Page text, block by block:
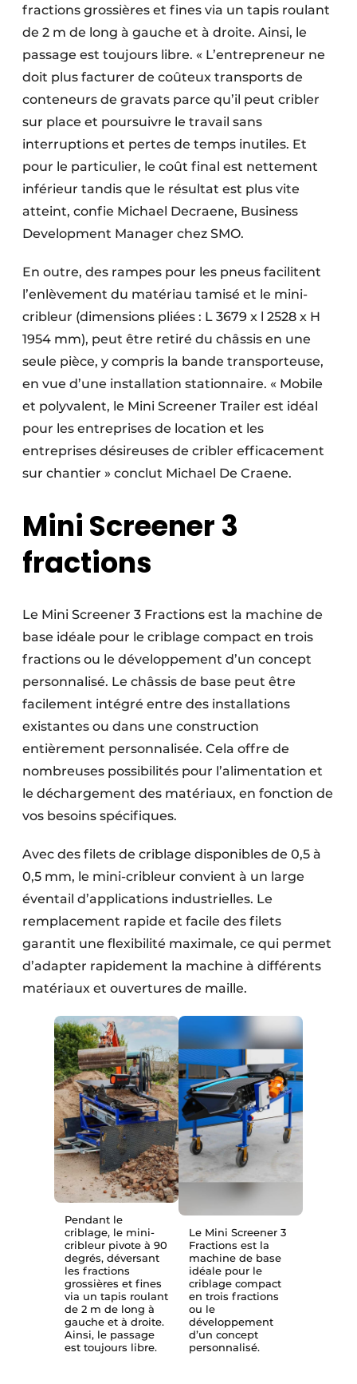
fractions grossières et fines via un tapis roulant
de 2 m de long à gauche et à droite. Ainsi, le
passage est toujours libre. « L’entrepreneur ne
doit plus facturer de coûteux transports de
conteneurs de gravats parce qu’il peut cribler
sur place et poursuivre le travail sans
interruptions et pertes de temps inutiles. Et
pour le particulier, le coût final est nettement
inférieur tandis que le résultat est plus vite
atteint, confie Michael Decraene, Business
Development Manager chez SMO.
En outre, des rampes pour les pneus facilitent
l’enlèvement du matériau tamisé et le mini-
cribleur (dimensions pliées : L 3679 x l 2528 x H
1954 mm), peut être retiré du châssis en une
seule pièce, y compris la bande transporteuse,
en vue d’une installation stationnaire. « Mobile
et polyvalent, le Mini Screener Trailer est idéal
pour les entreprises de location et les
entreprises désireuses de cribler efficacement
sur chantier » conclut Michael De Craene.
Mini Screener 3
fractions
Le Mini Screener 3 Fractions est la machine de
base idéale pour le criblage compact en trois
fractions ou le développement d’un concept
personnalisé. Le châssis de base peut être
facilement intégré entre des installations
existantes ou dans une construction
entièrement personnalisée. Cela offre de
nombreuses possibilités pour l’alimentation et
le déchargement des matériaux, en fonction de
vos besoins spécifiques.
Avec des filets de criblage disponibles de 0,5 à
0,5 mm, le mini-cribleur convient à un large
éventail d’applications industrielles. Le
remplacement rapide et facile des filets
garantit une flexibilité maximale, ce qui permet
d’adapter rapidement la machine à différents
matériaux et ouvertures de maille.
Pendant le
criblage, le mini-
cribleur pivote à 90
degrés, déversant
les fractions
grossières et fines
via un tapis roulant
de 2 m de long à
gauche et à droite.
Ainsi, le passage
est toujours libre.
Le Mini Screener 3
Fractions est la
machine de base
idéale pour le
criblage compact
en trois fractions
ou le
développement
d’un concept
personnalisé.